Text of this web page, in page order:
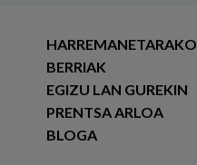
HARREMANETARAKO
BERRIAK
EGIZU LAN GUREKIN
PRENTSA ARLOA
BLOGA